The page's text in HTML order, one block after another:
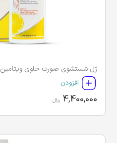
ژل شستشوی صورت حاوی ویتامین C زیکسار
افزودن
4,400,000 ریال